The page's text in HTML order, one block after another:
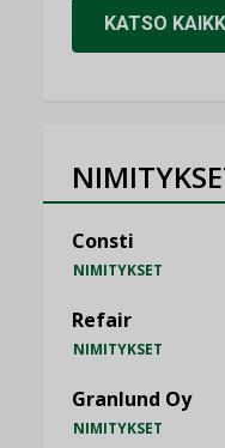
KATSO KAIKKI
Consti
NIMITYKSET
Refair
NIMITYKSET
Granlund Oy
NIMITYKSET